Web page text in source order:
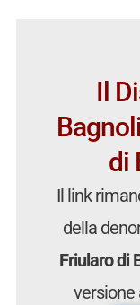
Il
di
Il link
della
Friularo di
versione